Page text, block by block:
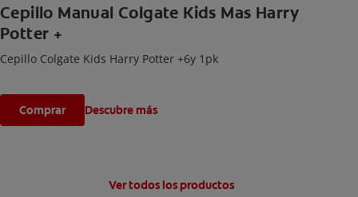
Cepillo Manual Colgate Kids Mas Harry
Potter +
Cepillo Colgate Kids Harry Potter +6y 1pk
Comprar Descubre más
Ver todos los productos